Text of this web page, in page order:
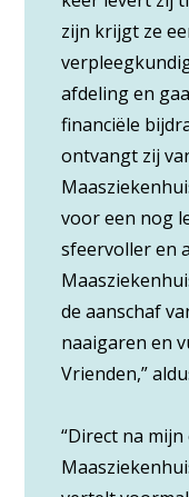
zijn krijgt ze
afdeling en
financiële
ontvangt zij
voor een nog
sfeervoller en
de aanschaf
naaigaren en
Vrienden,”
“Direct na